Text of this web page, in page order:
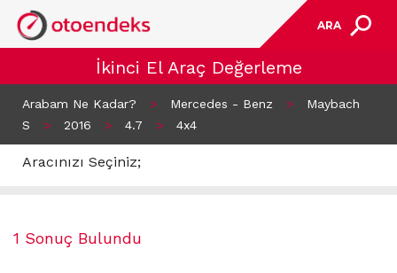
ARA
İkinci El Araç Değerleme
Arabam Ne Kadar? > Mercedes - Benz >
Maybach
S
> 2016 > 4.7 > 4x4
Aracınızı Seçiniz;
1 Sonuç Bulundu